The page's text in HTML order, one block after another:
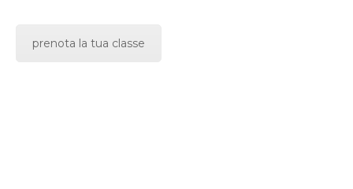
prenota la tua classe